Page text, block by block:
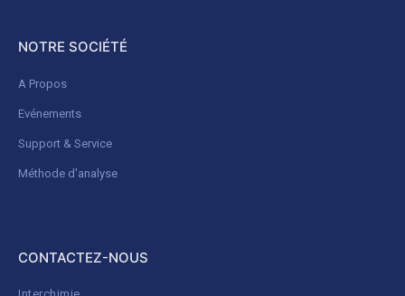
NOTRE SOCIÉTÉ
A Propos
Evénements
Support & Service
Méthode d'analyse
CONTACTEZ-NOUS